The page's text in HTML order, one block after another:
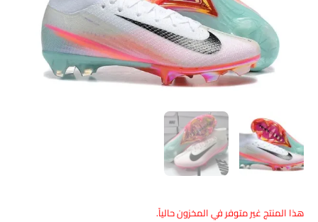
هذا المنتج غير متوفر في المخزون حالياً.